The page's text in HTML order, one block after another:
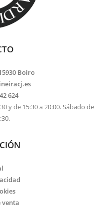
Boiro
624
y de 15:30 a 20:00. Sábado de
venta